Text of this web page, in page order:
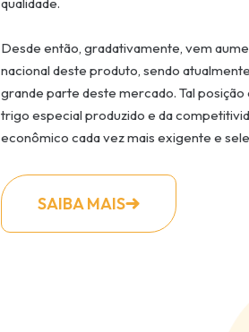
Desde então, gradativamente, vem
nacional deste produto, sendo
grande parte deste mercado. Tal
trigo especial produzido e da
econômico cada vez mais exigente e
SAIBA MAIS